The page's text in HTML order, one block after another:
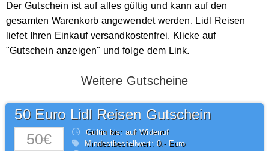
Der Gutschein ist auf alles gültig und kann auf den
gesamten Warenkorb angewendet werden. Lidl Reisen
liefet Ihren Einkauf versandkostenfrei. Klicke auf
"Gutschein anzeigen" und folge dem Link.
Weitere Gutscheine
50€
50 Euro Lidl Reisen Gutschein
Gültig bis: auf Widerruf
Mindestbestellwert: 0,- Euro